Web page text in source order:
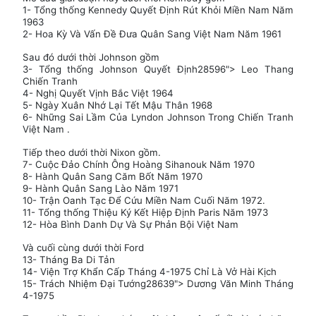
1- Tổng thống Kennedy Quyết Định Rút Khỏi Miền Nam Năm
1963
2- Hoa Kỳ Và Vấn Đề Đưa Quân Sang Việt Nam Năm 1961
Sau đó dưới thời Johnson gồm
3- Tổng thống Johnson Quyết Định28596"> Leo Thang
Chiến Tranh
4- Nghị Quyết Vịnh Bắc Việt 1964
5- Ngày Xuân Nhớ Lại Tết Mậu Thân 1968
6- Những Sai Lầm Của Lyndon Johnson Trong Chiến Tranh
Việt Nam .
Tiếp theo dưới thời Nixon gồm.
7- Cuộc Đảo Chính Ông Hoàng Sihanouk Năm 1970
8- Hành Quân Sang Căm Bốt Năm 1970
9- Hành Quân Sang Lào Năm 1971
10- Trận Oanh Tạc Để Cứu Miền Nam Cuối Năm 1972.
11- Tổng thống Thiệu Ký Kết Hiệp Định Paris Năm 1973
12- Hòa Bình Danh Dự Và Sự Phản Bội Việt Nam
Và cuối cùng dưới thời Ford
13- Tháng Ba Di Tản
14- Viện Trợ Khẩn Cấp Tháng 4-1975 Chỉ Là Vở Hài Kịch
15- Trách Nhiệm Đại Tướng28639"> Dương Văn Minh Tháng
4-1975